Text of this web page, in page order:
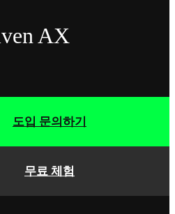
AX
무료 체험
도입 문의하기